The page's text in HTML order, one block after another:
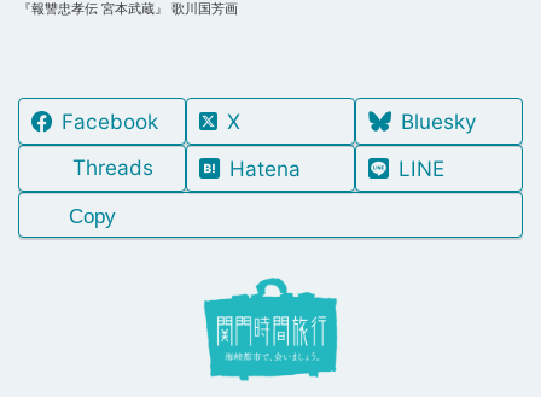
『報讐忠孝伝 宮本武蔵』 歌川国芳画
Facebook X
Bluesky
Threads
Hatena LINE
Copy